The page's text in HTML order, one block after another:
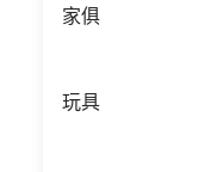
家俱
玩具